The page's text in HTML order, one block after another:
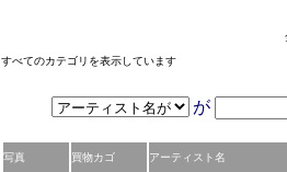
すべてのカテゴリを表示しています
が
写真 買物カゴ アーティスト名